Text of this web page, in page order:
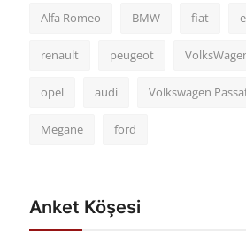
Alfa Romeo BMW fiat
renault peugeot
opel audi Volkswagen
Megane ford
Anket Köşesi